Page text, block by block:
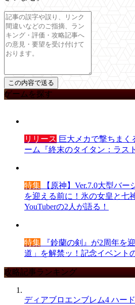
ゲームを探す
リリース 巨大メカで撃ちま
ーム『終末のタイタン：ラス
特集 【原神】Ver.7.0大型バ
を迎える前に！氷の女皇と七
YouTuberの2人が語る！
特集 『鈴蘭の剣』が2周年を
道」を解禁ッ！記念イベント
攻略記事ランキング
ディアブロエンブレム4 ハー